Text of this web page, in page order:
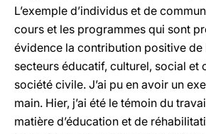
L’exemple d’individus et de
cours et les programmes qui sont
évidence la contribution positive de
secteurs éducatif, culturel, social et
société civile. J’ai pu en avoir un
main. Hier, j’ai été le témoin du
matière d’éducation et de